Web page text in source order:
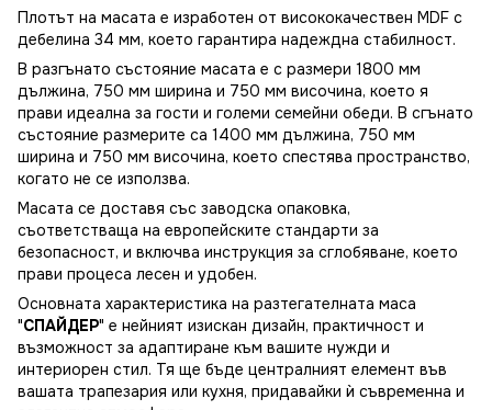
Плотът на масата е изработен от висококачествен MDF с
дебелина 34 мм, което гарантира надеждна стабилност.
В разгънато състояние масата е с размери 1800 мм
дължина, 750 мм ширина и 750 мм височина, което я
прави идеална за гости и големи семейни обеди. В сгънато
състояние размерите са 1400 мм дължина, 750 мм
ширина и 750 мм височина, което спестява пространство,
когато не се използва.
Масата се доставя със заводска опаковка,
съответстваща на европейските стандарти за
безопасност, и включва инструкция за сглобяване, което
прави процеса лесен и удобен.
Основната характеристика на разтегателната маса
"СПАЙДЕР" е нейният изискан дизайн, практичност и
възможност за адаптиране към вашите нужди и
интериорен стил. Тя ще бъде централният елемент във
вашата трапезария или кухня, придавайки ѝ съвременна и